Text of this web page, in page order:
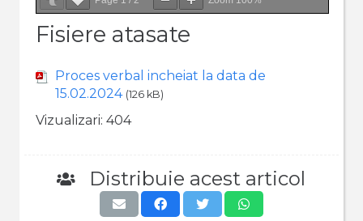
Fisiere atasate
Proces verbal incheiat la data de
15.02.2024 (126 kB)
Vizualizari: 404
Distribuie acest articol